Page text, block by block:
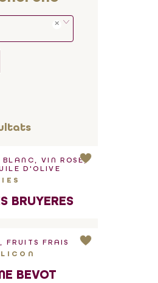
VIN ROSÉ,
D'OLIVE
BRUYERES
FRUITS FRAIS
BEVOT